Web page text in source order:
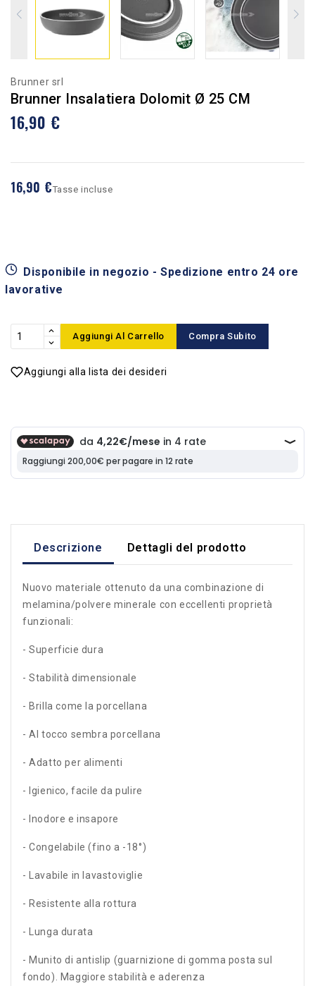
Brunner srl
Brunner Insalatiera Dolomit Ø 25 CM
16,90 €
16,90 €Tasse incluse
Disponibile in negozio - Spedizione entro 24 ore
lavorative
Aggiungi Al Carrello Compra Subito
Aggiungi alla lista dei desideri
Descrizione Dettagli del prodotto
Nuovo materiale ottenuto da una combinazione di
melamina/polvere minerale con eccellenti proprietà
funzionali:
- Superficie dura
- Stabilità dimensionale
- Brilla come la porcellana
- Al tocco sembra porcellana
- Adatto per alimenti
- Igienico, facile da pulire
- Inodore e insapore
- Congelabile (fino a -18°)
- Lavabile in lavastoviglie
- Resistente alla rottura
- Lunga durata
- Munito di antislip (guarnizione di gomma posta sul
fondo). Maggiore stabilità e aderenza